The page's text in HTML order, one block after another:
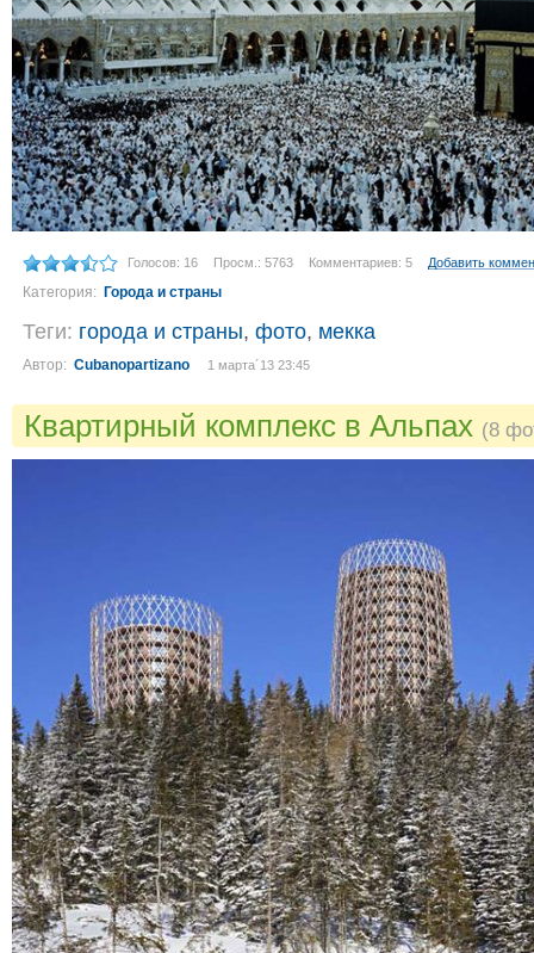
Голосов: 16 Просм.: 5763 Комментариев: 5 Добавить
Категория: Города и страны
Теги: города и страны, фото, мекка
Автор: Cubanopartizano 1 марта´13 23:45
Квартирный комплекс в Альпах (8